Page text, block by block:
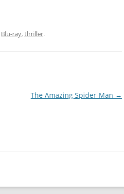
Blu-ray,thriller.
The Amazing Spider-Man →